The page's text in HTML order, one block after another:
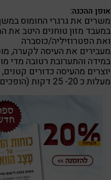
אופן ההכנה:
משרים את גרגרי החומוס
במעבד מזון טוחנים היטב
ואת הפטרוזיליה/כוסברה
מעבירים את העיסה לקערה,
במידה והתערובת רטובה מדי
מעלות כ 20- 25 דקות (הופכים באמצע).